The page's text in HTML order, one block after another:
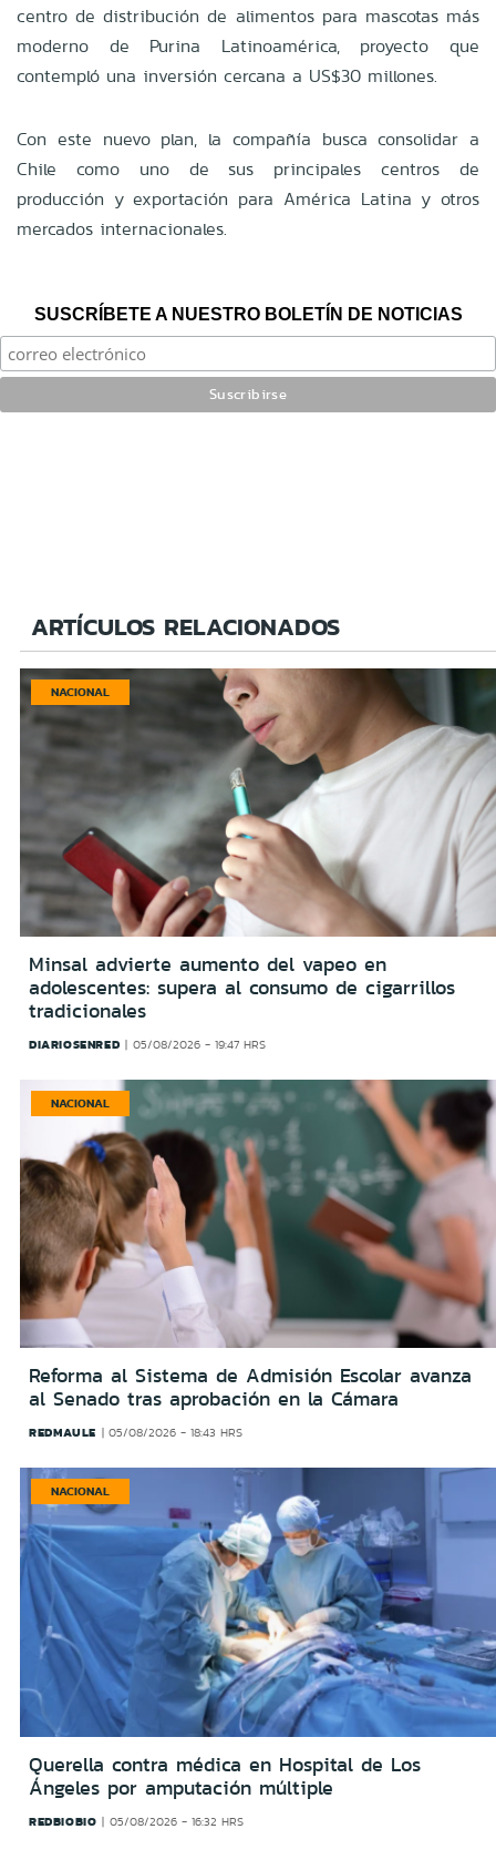
centro de distribución de alimentos para mascotas más
moderno de Purina Latinoamérica, proyecto que
contempló una inversión cercana a US$30 millones.
Con este nuevo plan, la compañía busca consolidar a
Chile como uno de sus principales centros de
producción y exportación para América Latina y otros
mercados internacionales.
SUSCRÍBETE A NUESTRO BOLETÍN DE NOTICIAS
ARTÍCULOS RELACIONADOS
NACIONAL
Minsal advierte aumento del vapeo en
adolescentes: supera al consumo de cigarrillos
tradicionales
DIARIOSENRED 05/08/2026 - 19:47 HRS
NACIONAL
Reforma al Sistema de Admisión Escolar avanza
al Senado tras aprobación en la Cámara
REDMAULE 05/08/2026 - 18:43 HRS
NACIONAL
Querella contra médica en Hospital de Los
Ángeles por amputación múltiple
REDBIOBIO 05/08/2026 - 16:32 HRS